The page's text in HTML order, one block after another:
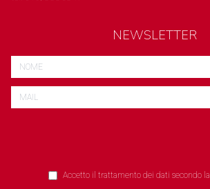
NEWSLETTER
Accetto il trattamento dei dati secondo la